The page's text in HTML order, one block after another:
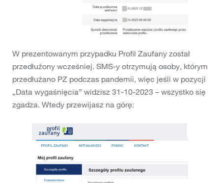
W prezentowanym przypadku Profil Zaufany został
przedłużony wcześniej. SMS-y otrzymują osoby, którym
przedłużano PZ podczas pandemii, więc jeśli w pozycji
„Data wygaśnięcia” widzisz 31-10-2023 – wszystko się
zgadza. Wtedy przewijasz na górę: